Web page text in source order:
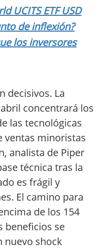
UCITS ETF USD
de inflexión?
los inversores
decisivos. La
concentrará los
las tecnológicas
ventas minoristas
analista de Piper
técnica tras la
es frágil y
El camino para
de los 154
beneficios se
nuevo shock